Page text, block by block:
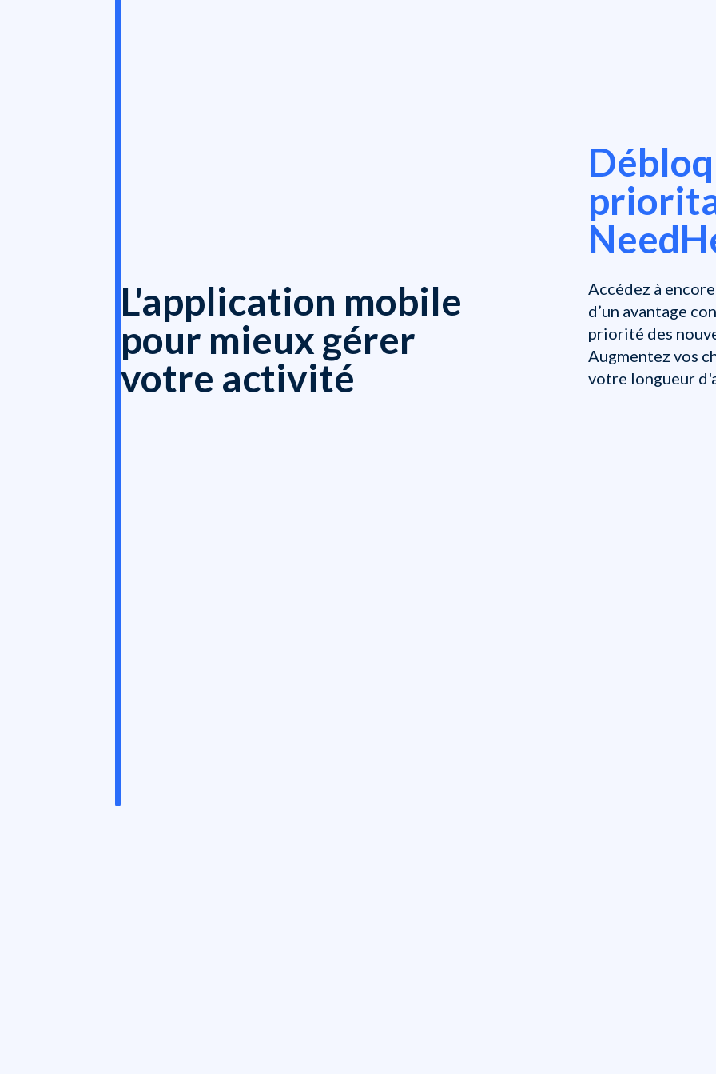
L'application mobile
pour mieux gérer
votre activité
Accédez à
d’un avantage
priorité des
Augmentez vos
votre longueur